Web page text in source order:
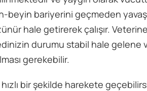
beyin bariyerini geçmeden
hale getirerek çalışır.
durumu stabil hale gelene
gerekebilir.
bir şekilde harekete